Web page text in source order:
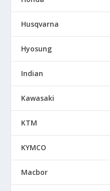
Husqvarna
Hyosung
Indian
Kawasaki
KTM
KYMCO
Macbor